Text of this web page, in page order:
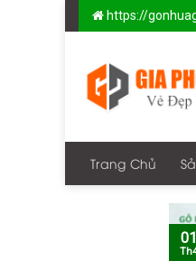
to
https://
Trang Chủ
01